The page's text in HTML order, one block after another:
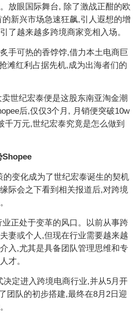
放眼国际舞台, 除了激战正酣的欧
新兴市场急速狂飙,引人遐想的增
了越来越多跨境商家竞相入场。
手可热的香饽饽,借力本土电商巨
滩红利占据先机,成为出海者们的
世纪宏泰便是这股东南亚淘金潮
后,仅仅3个月, 月销便突破10w
千万元,世纪宏泰究竟是怎么做到
Shopee
的变化成为了世纪宏泰诞生的契机
际会之下看到相关报道后,对跨境
正处于变革的风口。以前从事跨
妻或个人,但现在行业需要越来越
入,尤其是具备团队管理思维和专
才。
决定进入跨境电商行业,并从5月开
团队的初步搭建,最终在8月2日迎